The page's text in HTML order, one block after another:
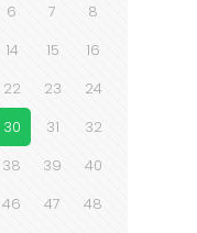
6 7
8
14 15
16
22 23
24
30 31
32
38 39
40
46 47
48